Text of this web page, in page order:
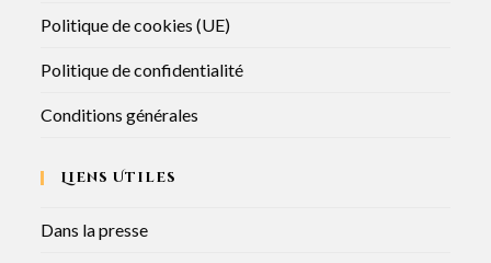
Politique de cookies (UE)
Politique de confidentialité
Conditions générales
Liens Utiles
Dans la presse